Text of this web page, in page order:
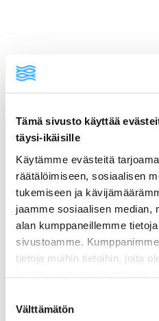
Tämä sivusto käyttää
täysi-ikäisille
Käytämme evästeitä
räätälöimiseen, sosiaalisen
tukemiseen ja
jaamme sosiaalisen median,
alan kumppaneillemme
sivustoamme.
tietoja muihin tietoihin, joita
tai vanhempi. Vahvista ikäsi
valinta
Välttämätön
1 iso pakaste pizzapohja
2,5 dl vettä